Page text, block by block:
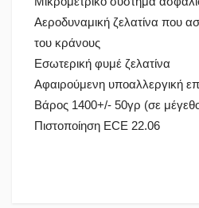
Αεροδυναμική ζελατίνα που
του κράνους
Εσωτερική φυμέ ζελατίνα
Αφαιρούμενη υποαλλεργική
Βάρος 1400+/- 50γρ (σε
Πιστοποίηση ECE 22.06